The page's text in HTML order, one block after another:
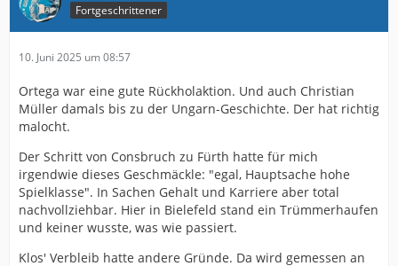
Fortgeschrittener
10. Juni 2025 um 08:57
Ortega war eine gute Rückholaktion. Und auch Christian
Müller damals bis zu der Ungarn-Geschichte. Der hat richtig
malocht.
Der Schritt von Consbruch zu Fürth hatte für mich
irgendwie dieses Geschmäckle: "egal, Hauptsache hohe
Spielklasse". In Sachen Gehalt und Karriere aber total
nachvollziehbar. Hier in Bielefeld stand ein Trümmerhaufen
und keiner wusste, was wie passiert.
Klos' Verbleib hatte andere Gründe. Da wird gemessen an